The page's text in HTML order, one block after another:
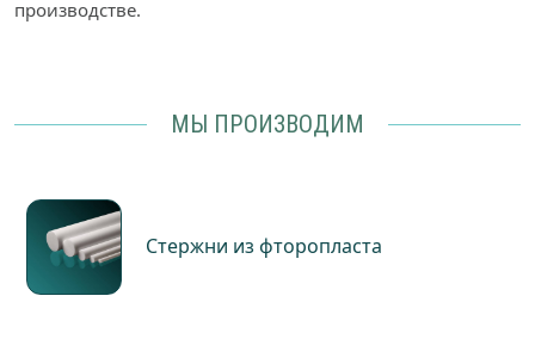
производстве.
МЫ ПРОИЗВОДИМ
Стержни из фторопласта